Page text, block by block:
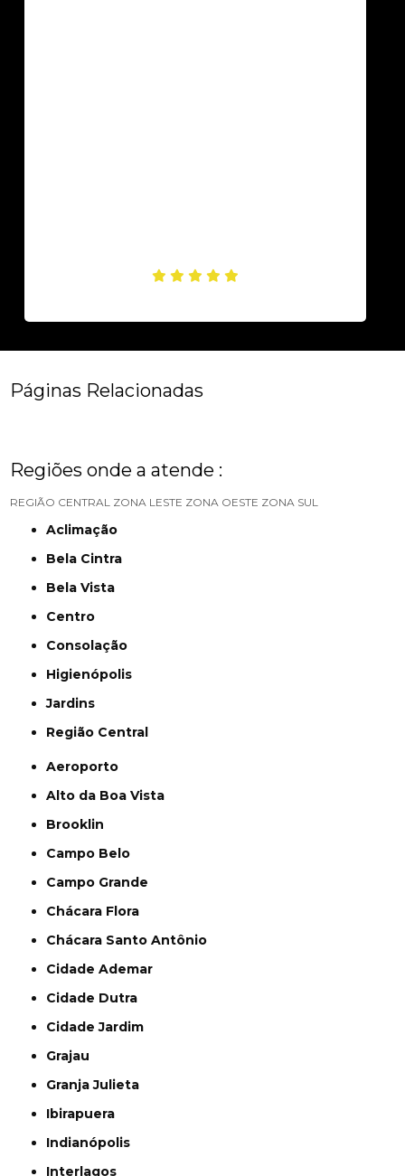
Páginas Relacionadas
Regiões onde a atende :
REGIÃO CENTRAL ZONA LESTE ZONA OESTE ZONA SUL
Aclimação
Bela Cintra
Bela Vista
Centro
Consolação
Higienópolis
Jardins
Região Central
Aeroporto
Alto da Boa Vista
Brooklin
Campo Belo
Campo Grande
Chácara Flora
Chácara Santo Antônio
Cidade Ademar
Cidade Dutra
Cidade Jardim
Grajau
Granja Julieta
Ibirapuera
Indianópolis
Interlagos